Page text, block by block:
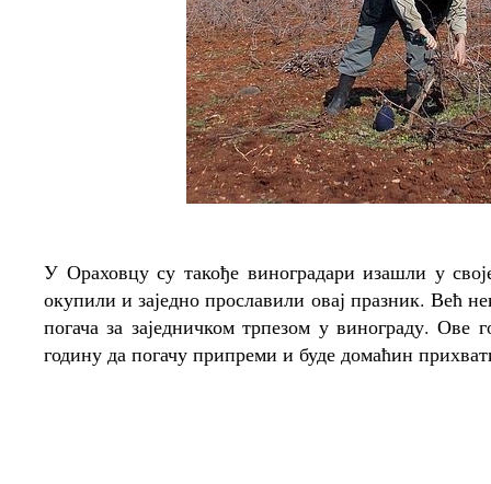
У Ораховцу су такође виноградари изашли у
окупили и заједно прославили овај празник. Већ
погача за заједничком трпезом у винограду. Ове
годину да погачу припреми и буде домаћин